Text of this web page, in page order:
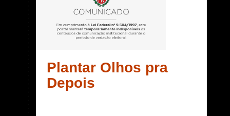
Plantar Olhos pra
Depois